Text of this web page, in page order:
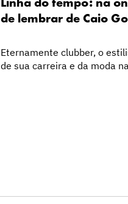
Linha do tempo: na
de lembrar de Caio
Eternamente clubber, o
de sua carreira e da moda